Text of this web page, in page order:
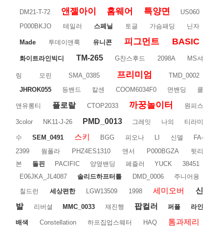
DM21-T-72 앤젤아이 홈웨어 특양면
US060
P000BKJO
테일러 스페닐 토글 가슴패딩 닌자
Made 투데이앤룩 유니콘 피그먼트 BASIC
화이트라인빅디 TM-265 G찬스후드 2098A MS셔
링 모린 SMA_0385 프리미엄
TMD_0002
JHROK055
등밴드 칼센 COOM6034F0 면밴딩 쿨
앤유롱티 플로랄 CTOP2033 까꿍놀이터 원피스
3color NK11-J-26 PMD_0013 그레잇 나의 티라미
수 SEM_0491 스키 BGG 피오나 LI 신델
FA-
2399
웜폴라 PHZ4ES1310 앤서 P000BGZA
뒷리
본
돌핀 PACIFIC 양옆밴딩 페즐러 YUCK
38451
E06JKA_JL4087
솔리드하프터틀 DMD_0006
주니어용
칠드런
세상편한 LGW13509 1998 세미오버
신
발
리버셜 MMC_0033 재진행 팝컬러 퍼플 라인
배색 Constellation 하프집업스웨터 HAQ 톰과제리